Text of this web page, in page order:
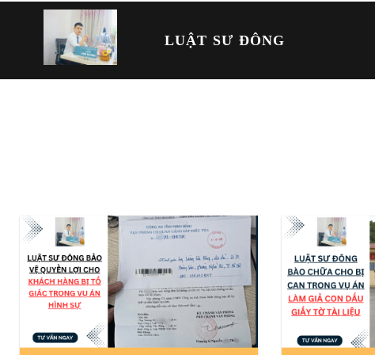
LUẬT SƯ ĐÔNG